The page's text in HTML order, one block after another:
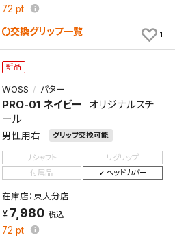
72 pt
交換グリップ一覧 1
新品
WOSS パター
PRO-01 ネイビー
オリジナルスチ
ール
男性用右 グリップ交換可能
リシャフト
リグリップ
付属品
ヘッドカバー
在庫店：東大分店
7,980 税込
72 pt
保存する